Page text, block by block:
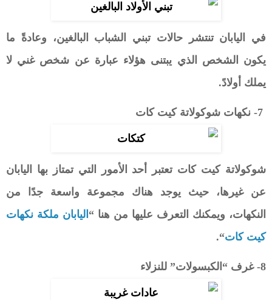
في اليابان تنتشر حالات تبني الشباب البالغين، وعادةً ما
يكون الشخص الذي يبتنى هؤلاء عبارة عن شخص غني لا
يملك أولادً.
شوكولاتة كيت كات تعتبر أحد الأمور التي تمتاز بها اليابان
عن غيرها، حيث يوجد هناك مجموعة واسعة جدًا من
النكهات، ويمكنك التعرف عليها من هنا “ اليابان ملكة نكهات
كيت كات“.
8- غرف “الكبسولات” للنزلاء